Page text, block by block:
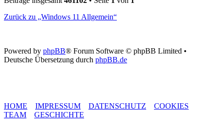
Zurück zu „Windows 11 Allgemein“
Powered by phpBB® Forum Software © phpBB Limited •
Deutsche Übersetzung durch phpBB.de
HOME IMPRESSUM DATENSCHUTZ
COOKIES
TEAM
GESCHICHTE